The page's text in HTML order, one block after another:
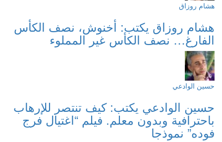
هشام روزاق
هشام روزاق يكتب: أخنوش، نصف الكأس
الفارغ… نصف الكأس غير المملوء
حسين الوادعي
حسين الوادعي يكتب: كيف تنتصر للإرهاب
باحترافية وبدون معلم. فيلم “اغتيال فرج
فوده” نموذجا